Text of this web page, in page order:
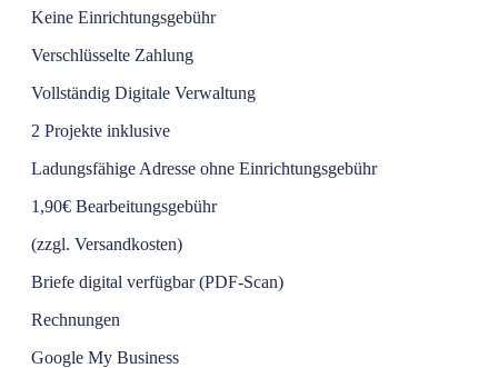
Keine Einrichtungsgebühr
Verschlüsselte Zahlung
Vollständig Digitale Verwaltung
2 Projekte inklusive
Ladungsfähige Adresse ohne Einrichtungsgebühr
1,90€ Bearbeitungsgebühr
(zzgl. Versandkosten)
Briefe digital verfügbar (PDF-Scan)
Rechnungen
Google My Business